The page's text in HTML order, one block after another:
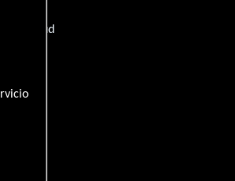
på gud